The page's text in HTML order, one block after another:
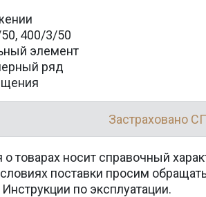
400/3/50
элемент
ряд
Застраховано
товарах носит справочный
поставки просим
по эксплуатации.